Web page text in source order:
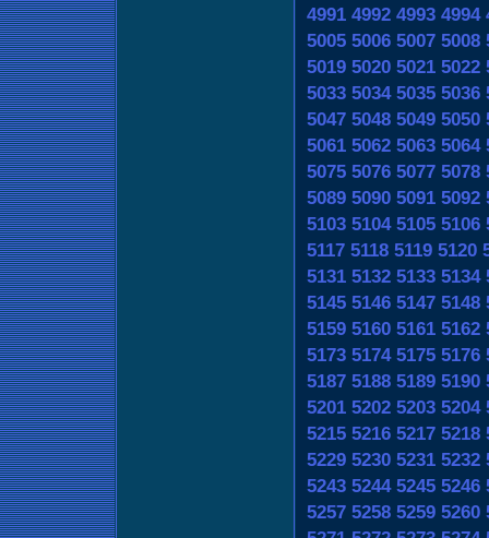
4991 4992 4993 4994
5005 5006 5007 5008
5019 5020 5021 5022
5033 5034 5035 5036
5047 5048 5049 5050
5061 5062 5063 5064
5075 5076 5077 5078
5089 5090 5091 5092
5103 5104 5105 5106
5117 5118 5119 5120
5131 5132 5133 5134
5145 5146 5147 5148
5159 5160 5161 5162
5173 5174 5175 5176
5187 5188 5189 5190
5201 5202 5203 5204
5215 5216 5217 5218
5229 5230 5231 5232
5243 5244 5245 5246
5257 5258 5259 5260